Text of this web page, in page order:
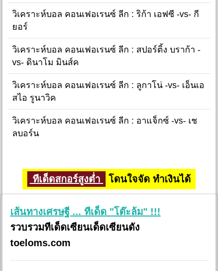
วิเคราะห์บอล คอนเฟอเรนซ์ ลีก : ริก้า เอฟซี -vs- กี
ยอร์
วิเคราะห์บอล คอนเฟอเรนซ์ ลีก : สปอร์ติ้ง บราก้า -
vs- ดินาโม มินส์ค
วิเคราะห์บอล คอนเฟอเรนซ์ ลีก : ลูกาโน่ -vs- เอ็นเอ
สไอ รูนาวิค
วิเคราะห์บอล คอนเฟอเรนซ์ ลีก : อาแจ็กซ์ -vs- เช
ลบอร์น
ทีเด็ดสกอร์สูงต่ำ โดนใจจัด ทำเงินได้
เส้นทางเศรษฐี ... ทีเด็ด "โต๊ะล้ม" !!!
รวบรวมทีเด็ดเซียนเด็ดเซียนดัง
toeloms.com